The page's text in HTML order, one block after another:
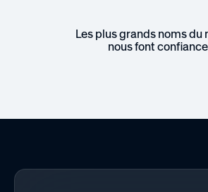
Les plus grands noms du
nous font confiance